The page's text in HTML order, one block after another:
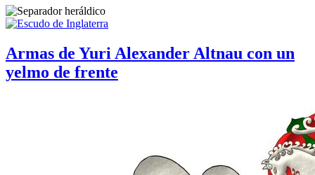
Armas de Yuri Alexander Altnau con un
yelmo de frente